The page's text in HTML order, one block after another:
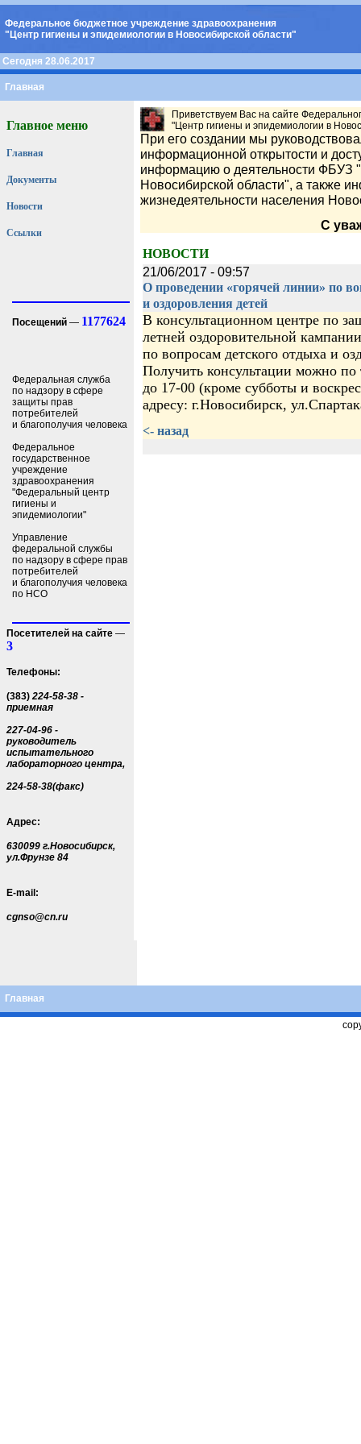
Федеральное бюджетное учреждение здравоохранения
"Центр гигиены и эпидемиологии в Новосибирской области"
Сегодня 28.06.2017
Главная
Главное меню
Главная
Документы
Новости
Ссылки
Посещений — 1177624
Федеральная служба
по надзору в сфере
защиты прав
потребителей
и благополучия человека
Федеральное
государственное
учреждение
здравоохранения
"Федеральный центр
гигиены и
эпидемиологии"
Управление
федеральной службы
по надзору в сфере прав
потребителей
и благополучия человека
по НСО
Посетителей на сайте —
3
Телефоны:
(383)224-58-38 -
приемная
227-04-96 -
руководитель
испытательного
лабораторного центра,
224-58-38(факс)
Адрес:
630099 г.Новосибирск,
ул.Фрунзе 84
E-mail:
cgnso@cn.ru
Приветствуем Вас на сайте
"Центр гигиены и эпидемиологии в
При его создании мы
информационной открытости и
информацию о деятельности ФБУЗ
Новосибирской области", а также
жизнедеятельности населения
С
НОВОСТИ
21/06/2017 - 09:57
О проведении «горячей линии» по
и оздоровления детей
В консультационном центре по
летней оздоровительной
по вопросам детского отдыха и
Получить консультации можно
до 17-00 (кроме субботы и
адресу: г.Новосибирск,
<- назад
Главная